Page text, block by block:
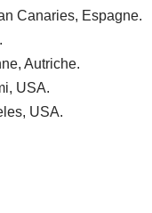
Canaries, Espagne.
Autriche.
USA.
USA.